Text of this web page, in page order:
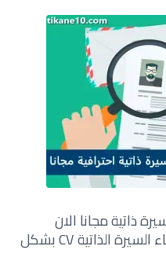
ذاتية مجانا الان
سنقدم لكم افضل مواقع لإنشاء السيرة الذاتية CV بشكل